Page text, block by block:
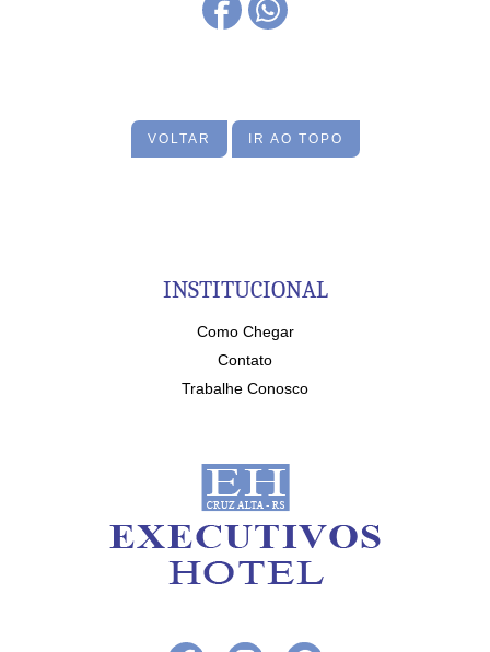
VOLTAR IR AO TOPO
INSTITUCIONAL
Como Chegar
Contato
Trabalhe Conosco